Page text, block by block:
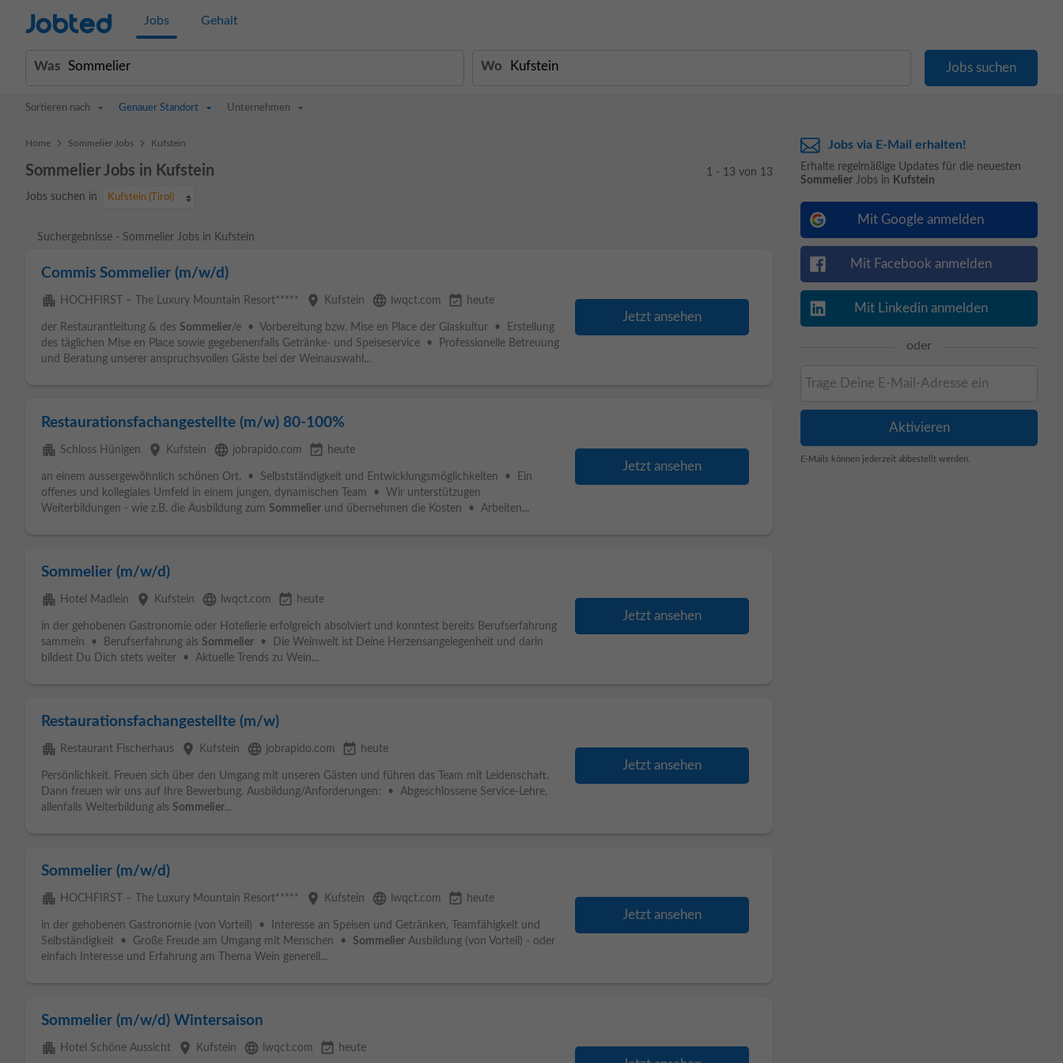
Jobted Jobs Gehalt
Was Wo
Sortieren nach Genauer Standort Unternehmen
Home > Sommelier Jobs > Kufstein
Sommelier Jobs in Kufstein
Jobs suchen in Kufstein (Tirol)
1 - 13 von 13
Suchergebnisse - Sommelier Jobs in Kufstein
Commis Sommelier (m/w/d)
apartment HOCHFIRST – The Luxury Mountain Resort***** place Kufstein language lwqct.com event_available heute
der Restaurantleitung & des Sommelier/e • Vorbereitung bzw. Mise en Place der Glaskultur • Erstellung
des täglichen Mise en Place sowie gegebenenfalls Getränke- und Speiseservice • Professionelle Betreuung
und Beratung unserer anspruchsvollen Gäste bei der Weinauswahl...
Jetzt ansehen
Restaurationsfachangestellte (m/w) 80-100%
apartment Schloss Hünigen place Kufstein language jobrapido.com event_available heute
an einem aussergewöhnlich schönen Ort. • Selbstständigkeit und Entwicklungsmöglichkeiten • Ein
offenes und kollegiales Umfeld in einem jungen, dynamischen Team • Wir unterstützugen
Weiterbildungen - wie z.B. die Ausbildung zum Sommelier und übernehmen die Kosten • Arbeiten...
Jetzt ansehen
Sommelier (m/w/d)
apartment Hotel Madlein place Kufstein language lwqct.com event_available heute
in der gehobenen Gastronomie oder Hotellerie erfolgreich absolviert und konntest bereits Berufserfahrung
sammeln • Berufserfahrung als Sommelier • Die Weinwelt ist Deine Herzensangelegenheit und darin
bildest Du Dich stets weiter • Aktuelle Trends zu Wein...
Jetzt ansehen
Restaurationsfachangestellte (m/w)
apartment Restaurant Fischerhaus place Kufstein language jobrapido.com event_available heute
Persönlichkeit. Freuen sich über den Umgang mit unseren Gästen und führen das Team mit Leidenschaft.
Dann freuen wir uns auf Ihre Bewerbung. Ausbildung/Anforderungen: • Abgeschlossene Service-Lehre,
allenfalls Weiterbildung als Sommelier...
Jetzt ansehen
Sommelier (m/w/d)
apartment HOCHFIRST – The Luxury Mountain Resort***** place Kufstein language lwqct.com event_available heute
in der gehobenen Gastronomie (von Vorteil) • Interesse an Speisen und Getränken, Teamfähigkeit und
Selbständigkeit • Große Freude am Umgang mit Menschen • Sommelier Ausbildung (von Vorteil) - oder
einfach Interesse und Erfahrung am Thema Wein generell...
Jetzt ansehen
Sommelier (m/w/d) Wintersaison
apartment Hotel Schöne Aussicht place Kufstein language lwqct.com event_available heute
Jobs via E-Mail erhalten!
Erhalte regelmäßige Updates für die neuesten
Sommelier Jobs in Kufstein
Mit Google anmelden
Mit Facebook anmelden
Mit Linkedin anmelden
oder
E-Mails können jederzeit abbestellt werden.